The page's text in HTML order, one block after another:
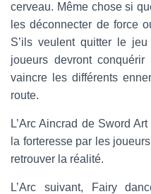
cerveau. Même chose si
les déconnecter de force
S’ils veulent quitter le
joueurs devront
vaincre les différents
route.
L’Arc Aincrad de Sword
la forteresse par les
retrouver la réalité.
L’Arc suivant, Fairy